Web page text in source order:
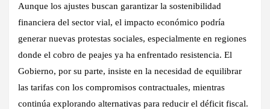
Aunque los ajustes buscan garantizar la sostenibilidad
financiera del sector vial, el impacto económico podría
generar nuevas protestas sociales, especialmente en regiones
donde el cobro de peajes ya ha enfrentado resistencia. El
Gobierno, por su parte, insiste en la necesidad de equilibrar
las tarifas con los compromisos contractuales, mientras
continúa explorando alternativas para reducir el déficit fiscal.